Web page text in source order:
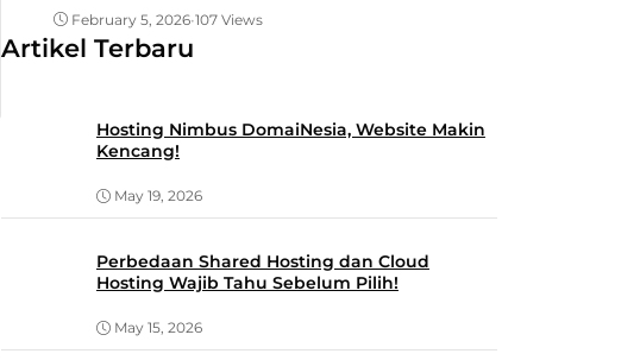
February 5, 2026•107 Views
Artikel Terbaru
Hosting Nimbus DomaiNesia, Website Makin
Kencang!
May 19, 2026
Perbedaan Shared Hosting dan Cloud
Hosting Wajib Tahu Sebelum Pilih!
May 15, 2026